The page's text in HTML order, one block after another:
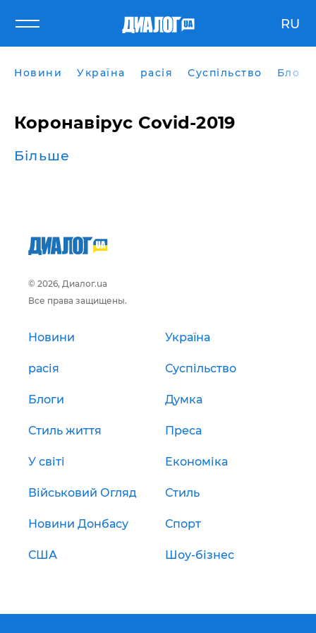
RU
Новини Україна расія Суспільство Блоги
Коронавірус Covid-2019
Більше
© 2026, Диалог.ua
Все права защищены.
Новини Україна
расія Суспільство
Блоги Думка
Стиль життя Преса
У світі Економіка
Військовий Огляд Стиль
Новини Донбасу Спорт
США Шоу-бізнес